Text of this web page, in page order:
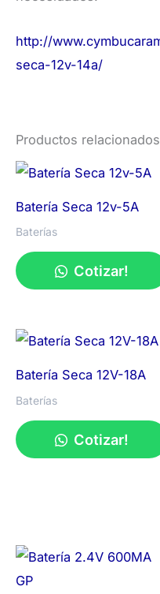
http://
seca-12v-14a/
Productos relacionados
Batería Seca 12v-5A
Baterías
Cotizar!
Batería Seca 12V-18A
Baterías
Cotizar!